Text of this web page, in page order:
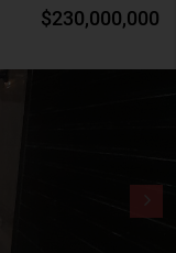
$230,000,000